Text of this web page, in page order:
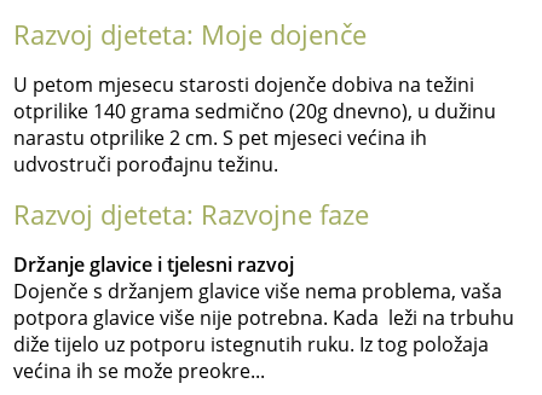
Razvoj djeteta: Moje dojenče
U petom mjesecu starosti dojenče dobiva na težini
otprilike 140 grama sedmično (20g dnevno), u dužinu
narastu otprilike 2 cm. S pet mjeseci većina ih
udvostruči porođajnu težinu.
Razvoj djeteta: Razvojne faze
Držanje glavice i tjelesni razvoj
Dojenče s držanjem glavice više nema problema, vaša
potpora glavice više nije potrebna. Kada leži na trbuhu
diže tijelo uz potporu istegnutih ruku. Iz tog položaja
većina ih se može preokre...